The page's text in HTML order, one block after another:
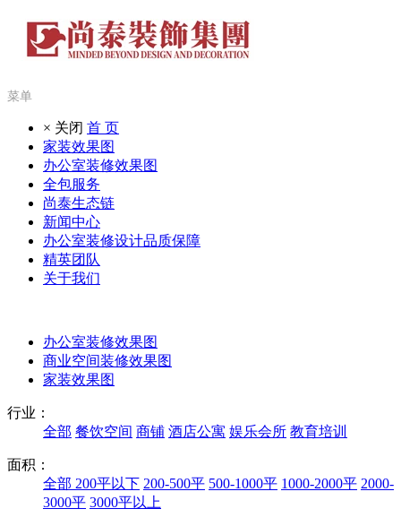
菜单
× 关闭 首 页
家装效果图
办公室装修效果图
全包服务
尚泰生态链
新闻中心
办公室装修设计品质保障
精英团队
关于我们
办公室装修效果图
商业空间装修效果图
家装效果图
行业：
全部 餐饮空间 商铺 酒店公寓 娱乐会所 教育培训
面积：
全部 200平以下 200-500平 500-1000平 1000-2000平 2000-
3000平 3000平以上